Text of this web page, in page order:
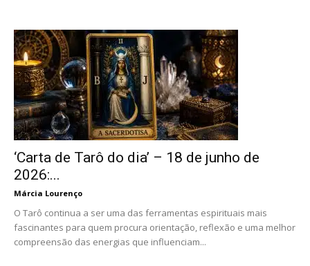
‘Carta de Tarô do dia’ – 18 de junho de
2026:...
Márcia Lourenço
O Tarô continua a ser uma das ferramentas espirituais mais
fascinantes para quem procura orientação, reflexão e uma melhor
compreensão das energias que influenciam...